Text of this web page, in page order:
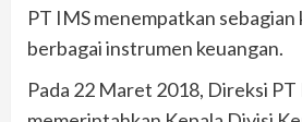
PT IMS menempatkan sebagian
berbagai instrumen keuangan.
Pada 22 Maret 2018, Direksi PT